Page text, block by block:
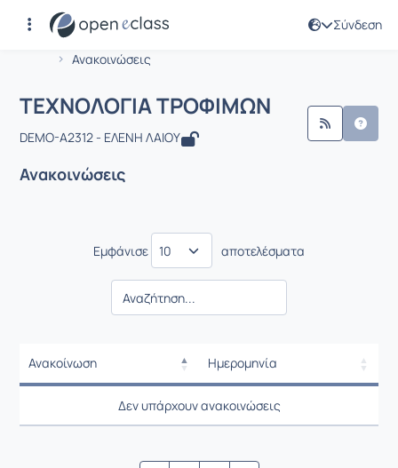
Σύνδεση
Αρχική Σελίδα
Ανακοινώσεις
Μάθημα : ΤΕΧΝΟΛΟΓΙΑ ΤΡΟΦΙΜΩΝ
ΤΕΧΝΟΛΟΓΙΑ ΤΡΟΦΙΜΩΝ
DEMO-A2312 - ΕΛΕΝΗ ΛΑΙΟΥ
Ανακοινώσεις
Εμφάνισε αποτελέσματα
Ανακοίνωση
Ημερομηνία
Ρυθμίσεις επιλογής /
Ρυθμίσεις επιλογής /
Δεν υπάρχουν ανακοινώσεις